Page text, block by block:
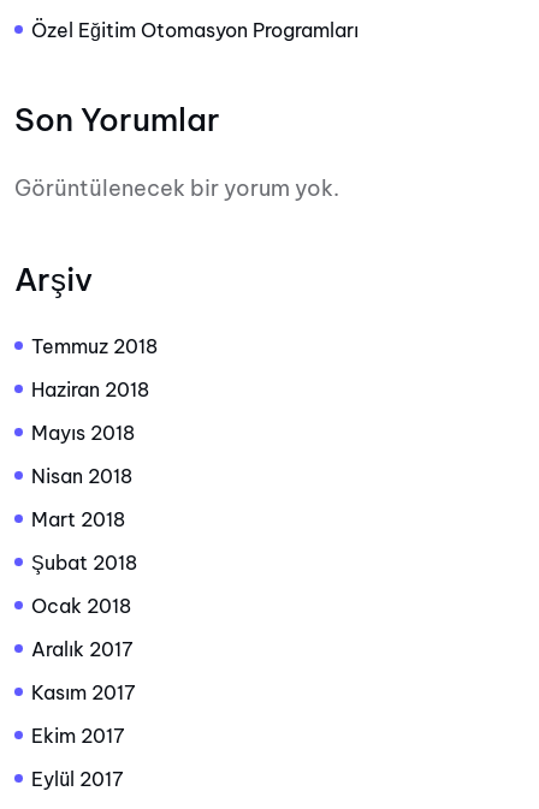
Özel Eğitim Otomasyon Programları
Son Yorumlar
Görüntülenecek bir yorum yok.
Arşiv
Temmuz 2018
Haziran 2018
Mayıs 2018
Nisan 2018
Mart 2018
Şubat 2018
Ocak 2018
Aralık 2017
Kasım 2017
Ekim 2017
Eylül 2017